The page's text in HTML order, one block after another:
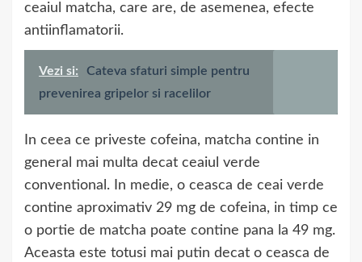
ceaiul matcha, care are, de asemenea, efecte
antiinflamatorii.
Vezi si:
Cateva sfaturi simple pentru
prevenirea gripelor si racelilor
In ceea ce priveste cofeina, matcha contine in
general mai multa decat ceaiul verde
conventional. In medie, o ceasca de ceai verde
contine aproximativ 29 mg de cofeina, in timp ce
o portie de matcha poate contine pana la 49 mg.
Aceasta este totusi mai putin decat o ceasca de